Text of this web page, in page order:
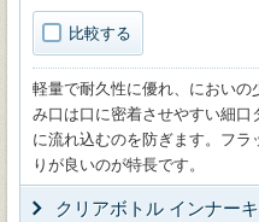
比較する
軽量で耐久性に優れ、におい
み口は口に密着させやすい細口
に流れ込むのを防ぎます。フラ
りが良いのが特長です。
クリアボトル インナー